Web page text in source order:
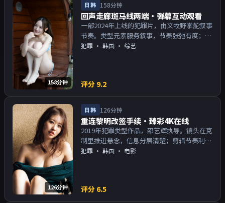
158分钟
日韩 158分钟
回声走廊斑马线两端·弹幕互动观看
一部2024年上线的犯罪片，由文牧野掌舵叙事
节奏。类型元素服务叙事，节奏张弛有度；对
白密度高，留意潜台词。主演以演技派为主，
犯罪 · 韩国 · 综艺
评分 9.2
126分钟
日韩 126分钟
重连黎明改签手续·臻彩4K在线
2019年犯罪类型作品，邵艺辉执导。镜头在克
制里推进悬念，信息分层清楚；剪辑节奏利
落，观感顺滑。主演以演技派为主，适合喜欢
犯罪 · 韩国 · 电影
评分 6.5